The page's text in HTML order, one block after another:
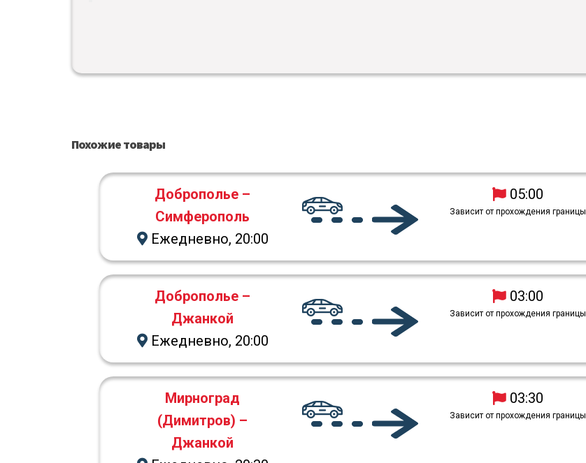
Похожие товары
Доброполье –
Симферополь
Ежедневно, 20:00
05:00
Зависит от прохождения границы
Доброполье –
Джанкой
Ежедневно, 20:00
03:00
Зависит от прохождения границы
Мирноград
(Димитров) –
Джанкой
03:30
Зависит от прохождения границы